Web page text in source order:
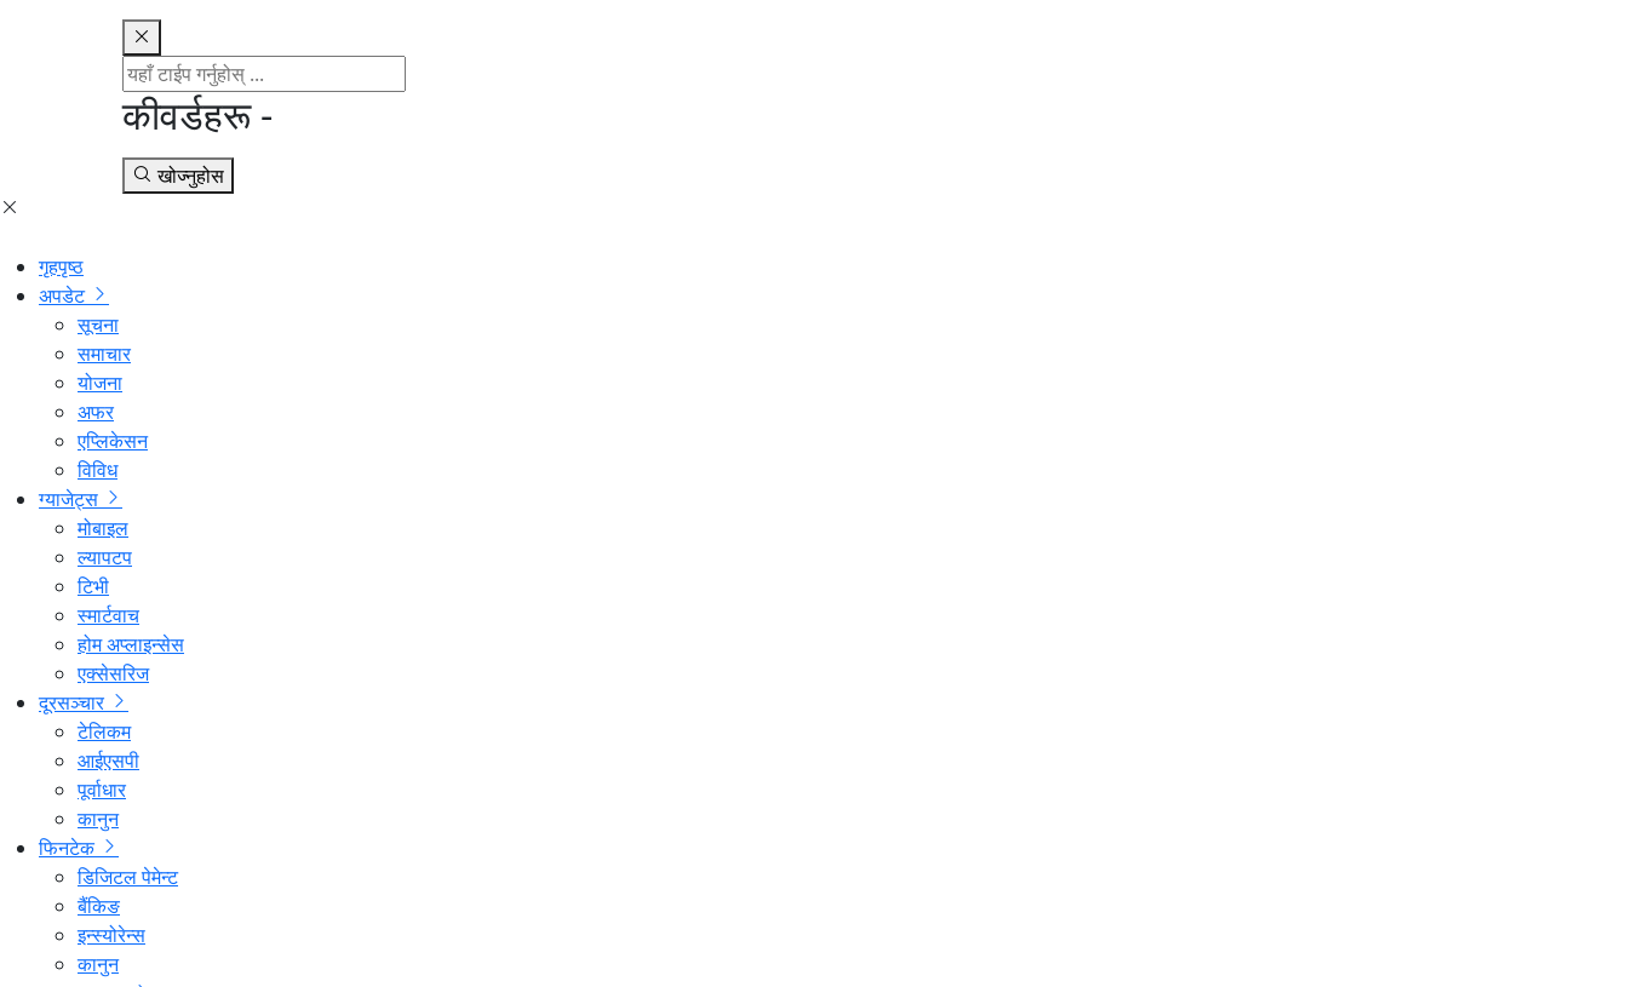
कीवर्डहरू -
खोज्नुहोस
गृहपृष्ठ
अपडेट
सूचना
समाचार
योजना
अफर
एप्लिकेसन
विविध
ग्याजेट्स
मोबाइल
ल्यापटप
टिभी
स्मार्टवाच
होम अप्लाइन्सेस
एक्सेसरिज
दूरसञ्चार
टेलिकम
आईएसपी
पूर्वाधार
कानुन
फिनटेक
डिजिटल पेमेन्ट
बैंकिङ
इन्स्योरेन्स
कानुन